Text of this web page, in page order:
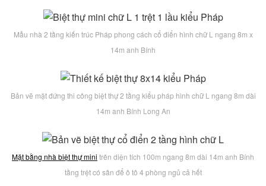
Mẫu nhà 2 tầng kiến trúc Pháp phong cách cổ điển hình chữ L ngang 8m x
14m anh Bính
Bản vẽ mặt đứng thi công biệt thự 2 tầng kiểu pháp hình chữ L ngang 8m dài
14m anh Bính Long An
Mặt bằng nhà biệt thự mini trên diện tích 100m ngang 8m dài 14m anh Bính
tầng trệt có sân để ô tô 4 phòng ngủ cả hết